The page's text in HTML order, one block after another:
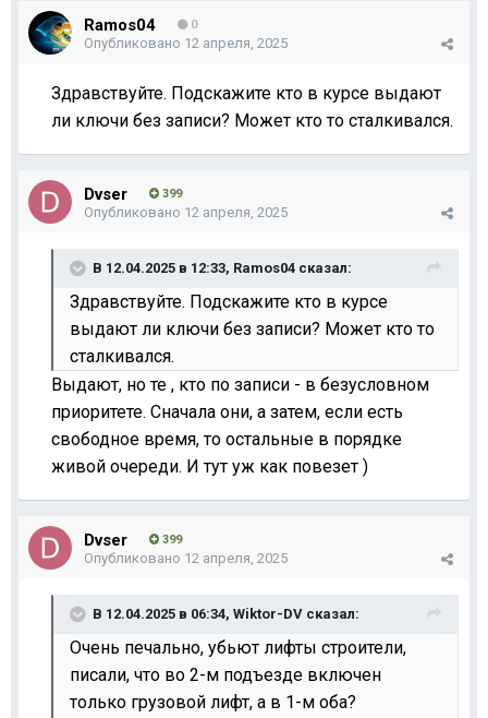
Ramos04 0
Опубликовано 12 апреля, 2025
Здравствуйте. Подскажите кто в курсе выдают
ли ключи без записи? Может кто то сталкивался.
Dvser 399
Опубликовано 12 апреля, 2025
В 12.04.2025 в 12:33, Ramos04 сказал:
Здравствуйте. Подскажите кто в курсе
выдают ли ключи без записи? Может кто то
сталкивался.
Выдают, но те , кто по записи - в безусловном
приоритете. Сначала они, а затем, если есть
свободное время, то остальные в порядке
живой очереди. И тут уж как повезет )
Dvser 399
Опубликовано 12 апреля, 2025
В 12.04.2025 в 06:34, Wiktor-DV сказал:
Очень печально, убьют лифты строители,
писали, что во 2-м подъезде включен
только грузовой лифт, а в 1-м оба?